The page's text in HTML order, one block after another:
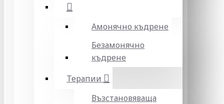
Амонячно къдрене
Безамонячно
къдрене
Терапии
Възстановяваща